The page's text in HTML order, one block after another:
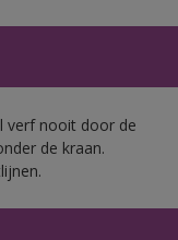
verf nooit door de
de kraan.